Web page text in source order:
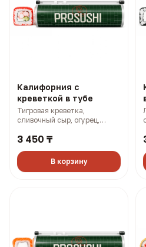
Калифорния с
креветкой в тубе
Тигровая креветка,
сливочный сыр, огурец,
3 450 ₸
В корзину